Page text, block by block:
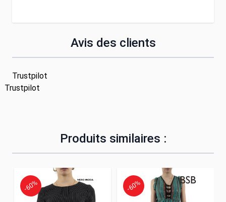
Avis des clients
Trustpilot
Trustpilot
Produits similaires :
-60% -60%